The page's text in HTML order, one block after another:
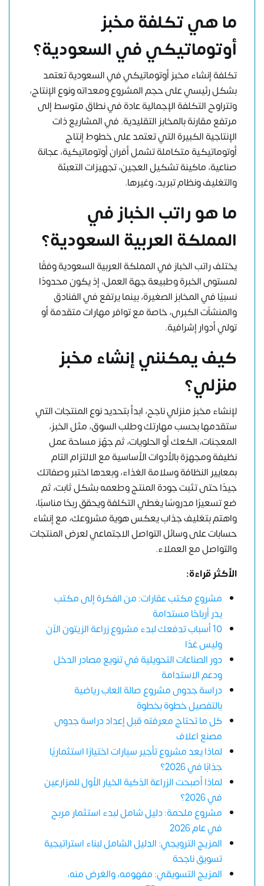
ما هي تكلفة مخبز
أوتوماتيكي في السعودية؟
تكلفة إنشاء مخبز أوتوماتيكي في السعودية تعتمد
بشكل رئيسي على حجم المشروع ومعداته ونوع الإنتاج،
وتتراوح التكلفة الإجمالية عادة في نطاق متوسط إلى
مرتفع مقارنة بالمخابز التقليدية. في المشاريع ذات
الإنتاجية الكبيرة التي تعتمد على خطوط إنتاج
أوتوماتيكية متكاملة تشمل أفران أوتوماتيكية، عجانة
صناعية، ماكينة تشكيل العجين، تجهيزات التعبئة
والتغليف ونظام تبريد، وغيرها.
ما هو راتب الخباز في
المملكة العربية السعودية؟
يختلف راتب الخباز في المملكة العربية السعودية وفقًا
لمستوى الخبرة وطبيعة جهة العمل، إذ يكون محدودًا
نسبيًا في المخابز الصغيرة، بينما يرتفع في الفنادق
والمنشآت الكبرى، خاصة مع توافر مهارات متقدمة أو
تولي أدوار إشرافية.
كيف يمكنني إنشاء مخبز
منزلي؟
لإنشاء مخبز منزلي ناجح، ابدأ بتحديد نوع المنتجات التي
ستقدمها بحسب مهارتك وطلب السوق، مثل الخبز،
المعجنات، الكعك أو الحلويات، ثم جهّز مساحة عمل
نظيفة ومجهزة بالأدوات الأساسية مع الالتزام التام
بمعايير النظافة وسلامة الغذاء، وبعدها اختبر وصفاتك
جيدًا حتى تثبت جودة المنتج وطعمه بشكل ثابت، ثم
ضع تسعيرًا مدروسًا يغطي التكلفة ويحقق ربحًا مناسبًا،
واهتم بتغليف جذاب يعكس هوية مشروعك، مع إنشاء
حسابات على وسائل التواصل الاجتماعي لعرض المنتجات
والتواصل مع العملاء.
الأكثر قراءة:
مشروع مكتب عقارات: من الفكرة إلى مكتب
يدر أرباحًا مستدامة
10 أسباب تدفعك لبدء مشروع زراعة الزيتون الآن
وليس غدًا
دور الصناعات التحويلية في تنويع مصادر الدخل
ودعم الاستدامة
دراسة جدوى مشروع صالة العاب رياضية
بالتفصيل خطوة بخطوة
كل ما تحتاج معرفته قبل إعداد دراسة جدوى
مصنع اعلاف
لماذا يعد مشروع تأجير سيارات اختيارًا استثماريًا
جذابًا في 2026؟
لماذا أصبحت الزراعة الذكية الخيار الأول للمزارعين
في 2026؟
مشروع ملحمة: دليل شامل لبدء استثمار مربح
في عام 2026
المزيج الترويجي: الدليل الشامل لبناء استراتيجية
تسويق ناجحة
المزيج التسويقي: مفهومه، والغرض منه،